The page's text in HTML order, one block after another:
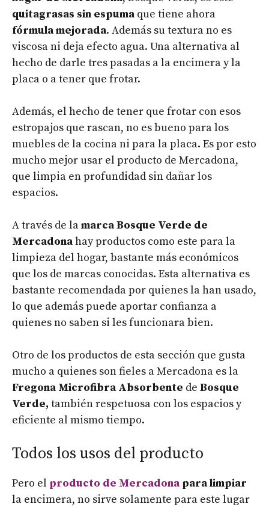
quitagrasas sin espuma que tiene ahora
fórmula mejorada. Además su textura no es
viscosa ni deja efecto agua. Una alternativa al
hecho de darle tres pasadas a la encimera y la
placa o a tener que frotar.
Además, el hecho de tener que frotar con esos
estropajos que rascan, no es bueno para los
muebles de la cocina ni para la placa. Es por esto
mucho mejor usar el producto de Mercadona,
que limpia en profundidad sin dañar los
espacios.
A través de lamarca Bosque Verde de
Mercadonahay productos como este para la
limpieza del hogar, bastante más económicos
que los de marcas conocidas. Esta alternativa es
bastante recomendada por quienes la han usado,
lo que además puede aportar confianza a
quienes no saben si les funcionara bien.
Otro de los productos de esta sección que gusta
mucho a quienes son fieles a Mercadona es la
Fregona Microfibra Absorbente de Bosque
Verde, también respetuosa con los espacios y
eficiente al mismo tiempo.
Todos los usos del producto
Pero el producto de Mercadona para limpiar
la encimera, no sirve solamente para este lugar